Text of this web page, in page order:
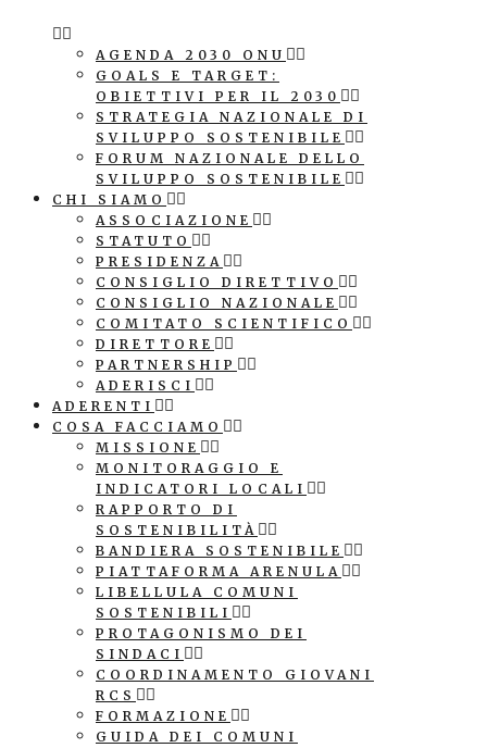
AGENDA 2030 ONU
GOALS E TARGET:
OBIETTIVI PER IL 2030
STRATEGIA NAZIONALE DI
SVILUPPO SOSTENIBILE
FORUM NAZIONALE DELLO
SVILUPPO SOSTENIBILE
CHI SIAMO
ASSOCIAZIONE
STATUTO
PRESIDENZA
CONSIGLIO DIRETTIVO
CONSIGLIO NAZIONALE
COMITATO SCIENTIFICO
DIRETTORE
PARTNERSHIP
ADERISCI
ADERENTI
COSA FACCIAMO
MISSIONE
MONITORAGGIO E
INDICATORI LOCALI
RAPPORTO DI
SOSTENIBILITÀ
BANDIERA SOSTENIBILE
PIATTAFORMA ARENULA
LIBELLULA COMUNI
SOSTENIBILI
PROTAGONISMO DEI
SINDACI
COORDINAMENTO GIOVANI
RCS
FORMAZIONE
GUIDA DEI COMUNI